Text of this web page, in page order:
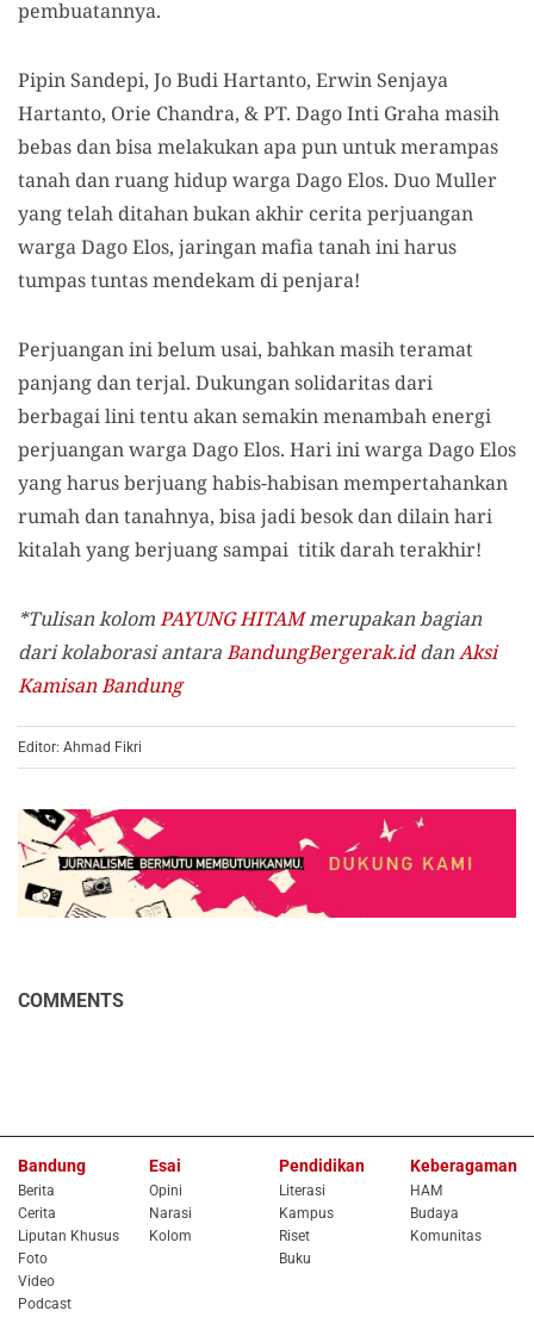
pembuatannya.
Pipin Sandepi, Jo Budi Hartanto, Erwin Senjaya
Hartanto, Orie Chandra, & PT. Dago Inti Graha masih
bebas dan bisa melakukan apa pun untuk merampas
tanah dan ruang hidup warga Dago Elos. Duo Muller
yang telah ditahan bukan akhir cerita perjuangan
warga Dago Elos, jaringan mafia tanah ini harus
tumpas tuntas mendekam di penjara!
Perjuangan ini belum usai, bahkan masih teramat
panjang dan terjal. Dukungan solidaritas dari
berbagai lini tentu akan semakin menambah energi
perjuangan warga Dago Elos. Hari ini warga Dago Elos
yang harus berjuang habis-habisan mempertahankan
rumah dan tanahnya, bisa jadi besok dan dilain hari
kitalah yang berjuang sampai titik darah terakhir!
*Tulisan kolomPAYUNG HITAMmerupakan bagian
dari kolaborasi antaraBandungBergerak.iddanAksi
Kamisan Bandung
Editor: Ahmad Fikri
COMMENTS
Bandung
Berita
Cerita
Liputan Khusus
Foto
Video
Podcast
Esai
Opini
Narasi
Kolom
Pendidikan
Literasi
Kampus
Riset
Buku
Keberagaman
HAM
Budaya
Komunitas